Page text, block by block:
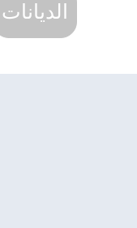
الديانات